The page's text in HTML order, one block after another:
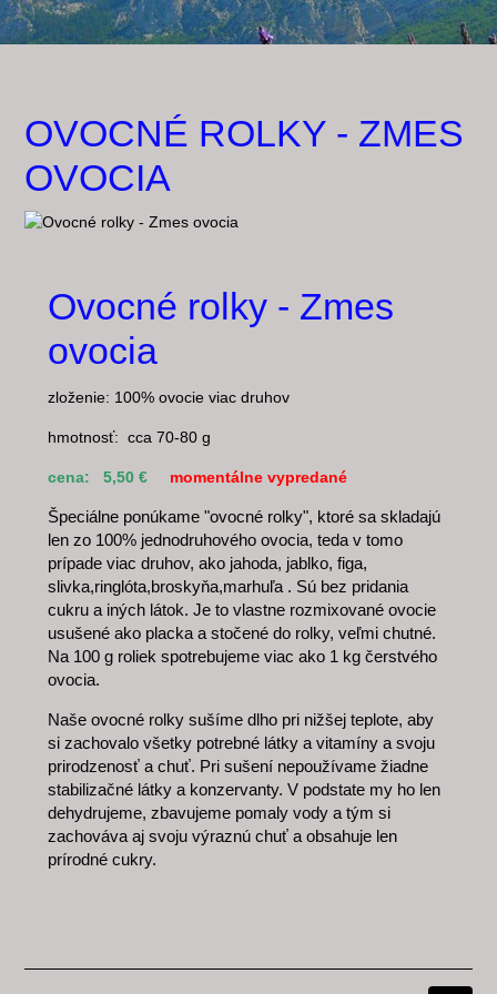
OVOCNÉ ROLKY - ZMES
OVOCIA
Ovocné rolky - Zmes
ovocia
zloženie: 100% ovocie viac druhov
hmotnosť: cca 70-80 g
cena: 5,50 € momentálne vypredané
Špeciálne ponúkame "ovocné rolky", ktoré sa skladajú
len zo 100% jednodruhového ovocia, teda v tomo
prípade viac druhov, ako jahoda, jablko, figa,
slivka,ringlóta,broskyňa,marhuľa . Sú bez pridania
cukru a iných látok. Je to vlastne rozmixované ovocie
usušené ako placka a stočené do rolky, veľmi chutné.
Na 100 g roliek spotrebujeme viac ako 1 kg čerstvého
ovocia.
Naše ovocné rolky sušíme dlho pri nižšej teplote, aby
si zachovalo všetky potrebné látky a vitamíny a svoju
prirodzenosť a chuť. Pri sušení nepoužívame žiadne
stabilizačné látky a konzervanty. V podstate my ho len
dehydrujeme, zbavujeme pomaly vody a tým si
zachováva aj svoju výraznú chuť a obsahuje len
prírodné cukry.